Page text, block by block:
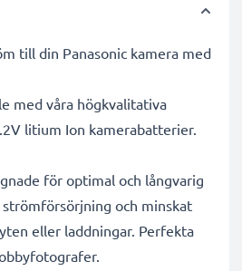
till din Panasonic kamera med
med våra högkvalitativa
litium Ion kamerabatterier.
för optimal och långvarig
och minskat
eller laddningar. Perfekta